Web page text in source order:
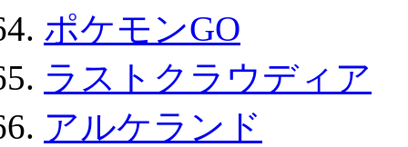
ポケモンGO
ラストクラウディア
アルケランド